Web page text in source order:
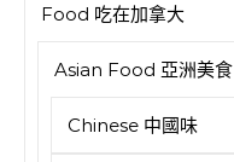
Food 吃在加拿大
Asian Food 亞洲美食
Chinese 中國味